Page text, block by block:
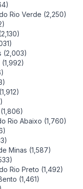
Rio Verde (2,250)
(2,003)
Rio Abaixo (1,760)
Minas (1,587)
Rio Preto (1,492)
(1,461)